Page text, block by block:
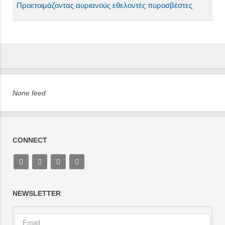
Προετοιμάζοντας αυριανούς εθελοντές πυροσβέστες
None feed
CONNECT
NEWSLETTER